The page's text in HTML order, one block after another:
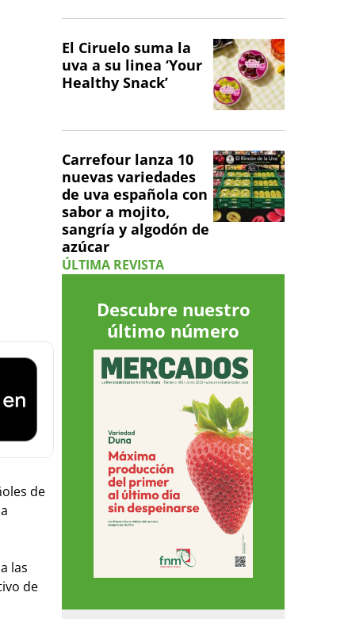
de
las
de
El Ciruelo suma la
uva a su linea ‘Your
Healthy Snack’
Carrefour lanza 10
nuevas variedades
de uva española con
sabor a mojito,
sangría y algodón de
azúcar
ÚLTIMA REVISTA
Descubre nuestro
último número